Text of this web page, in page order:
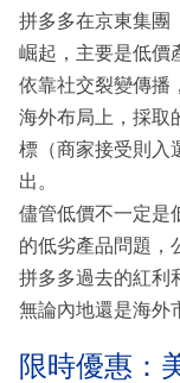
拼多多在京東集團
崛起，主要是低價
依靠社交裂變傳播
海外布局上，採取
標（商家接受則入
出。
儘管低價不一定是
的低劣產品問題，
拼多多過去的紅利
無論內地還是海外
限時優惠：